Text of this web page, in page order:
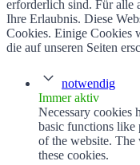
erforderlich sind. Für alle
Ihre Erlaubnis. Diese
Cookies. Einige Cookies
die auf unseren Seiten
notwendig
Immer aktiv
Necessary cookies
basic functions like
of the website.
these cookies.